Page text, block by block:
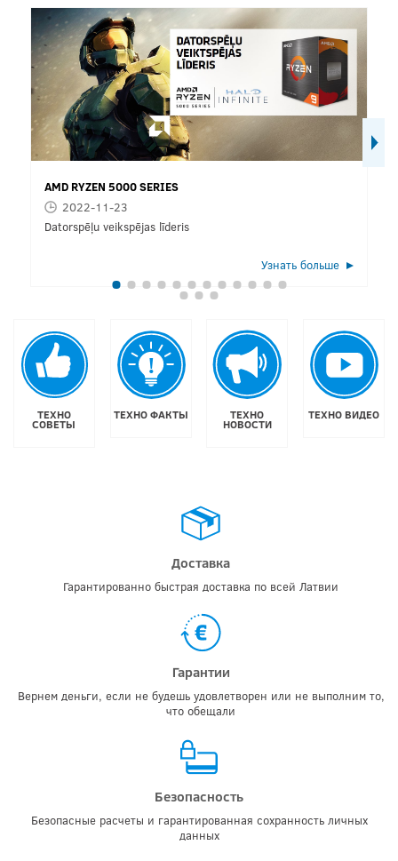
AMD RYZEN 5000 SERIES
2022-11-23
Datorspēļu veikspējas līderis
Узнать больше
ТЕХНО
СОВЕТЫ
ТЕХНО ФАКТЫ ТЕХНО
НОВОСТИ
ТЕХНО ВИДЕО
Доставка
Гарантированно быстрая доставка по всей Латвии
Гарантии
Вернем деньги, если не будешь удовлетворен или не выполним то,
что обещали
Безопасность
Безопасные расчеты и гарантированная сохранность личных
данных